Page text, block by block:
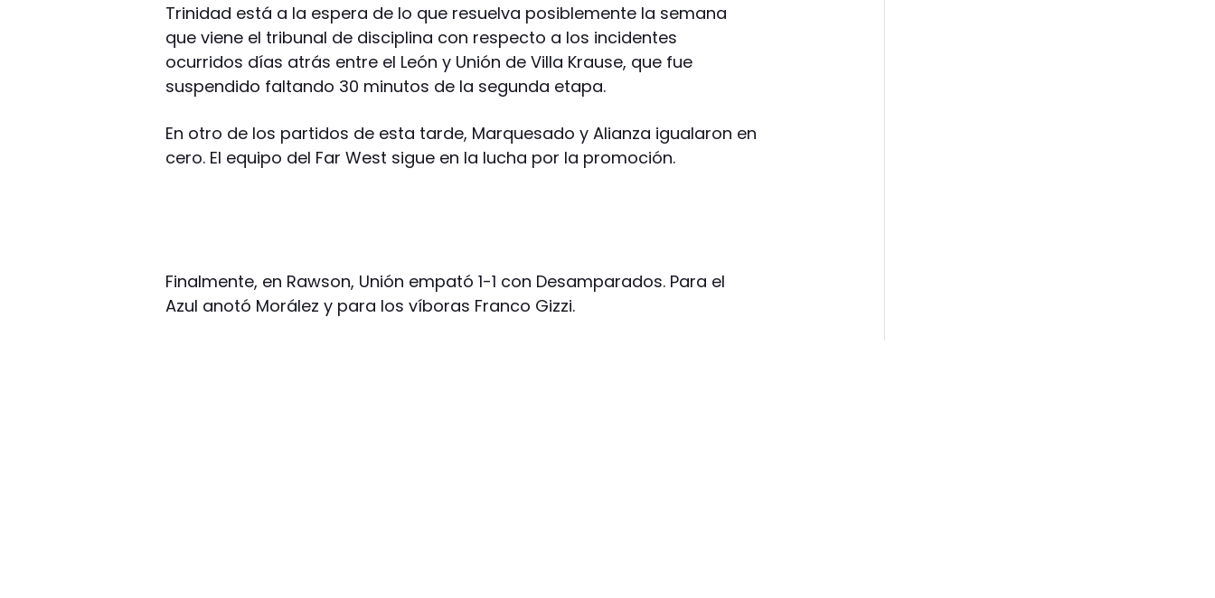
Trinidad está a la espera de lo que resuelva posiblemente la semana
que viene el tribunal de disciplina con respecto a los incidentes
ocurridos días atrás entre el León y Unión de Villa Krause, que fue
suspendido faltando 30 minutos de la segunda etapa.
En otro de los partidos de esta tarde, Marquesado y Alianza igualaron en
cero. El equipo del Far West sigue en la lucha por la promoción.
Finalmente, en Rawson, Unión empató 1-1 con Desamparados. Para el
Azul anotó Morález y para los víboras Franco Gizzi.